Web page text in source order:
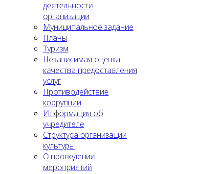
деятельности
организации
Муниципальное задание
Планы
Туризм
Независимая оценка
качества предоставления
услуг
Противодействие
коррупции
Информация об
учредителе
Структура организации
культуры
О проведении
мероприятий